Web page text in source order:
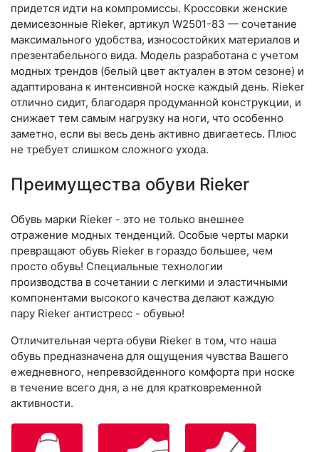
придется идти на компромиссы. Кроссовки женские
демисезонные Rieker, артикул W2501-83 — сочетание
максимального удобства, износостойких материалов и
презентабельного вида. Модель разработана с учетом
модных трендов (бе­лый цвет актуален в этом сезоне) и
адаптирована к интенсивной носке каждый день. Ri­eker
отлично сидит, благодаря продуманной конструкции, и
снижает тем самым нагрузку на ноги, что особенно
заметно, если вы весь день активно двигаетесь. Плюс
не требует слишком сложного ухода.
Преимущества обуви Rieker
Обувь марки Rieker - это не только внешнее
отражение модных тенденций. Особые черты марки
превращают обувь Rieker в гораздо большее, чем
просто обувь! Специальные технологии
производства в сочетании с легкими и эластичными
компонентами высокого качества делают каждую
пару Rieker антистресс - обувью!
Отличительная черта обуви Rieker в том, что наша
обувь предназначена для ощущения чувства Вашего
ежедневного, непревзойденного комфорта при носке
в течение всего дня, а не для кратковременной
активности.